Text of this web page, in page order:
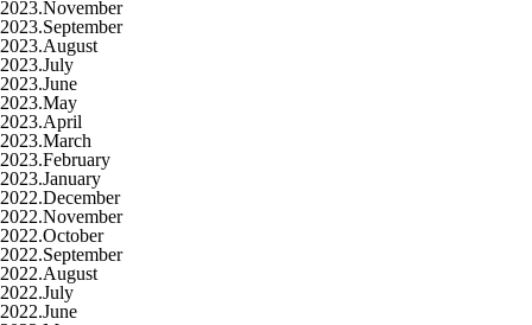
2023.November
2023.September
2023.August
2023.July
2023.June
2023.May
2023.April
2023.March
2023.February
2023.January
2022.December
2022.November
2022.October
2022.September
2022.August
2022.July
2022.June